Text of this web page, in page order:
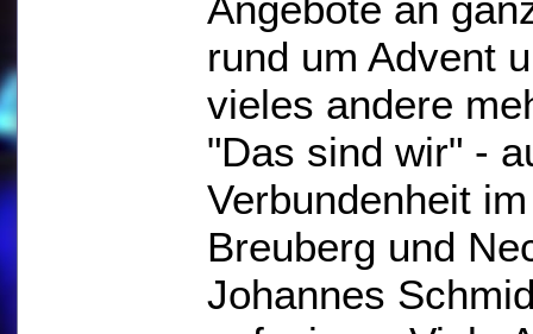
rund um Advent
vieles andere
"Das sind wir" -
Verbundenheit
Breuberg und
Johannes